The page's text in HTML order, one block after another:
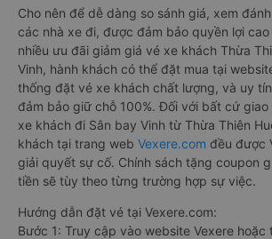
Cho nên để dễ dàng so sánh giá, xem
các nhà xe đi, được đảm bảo quyền lợi
nhiều ưu đãi giảm giá vé xe khách Thừa
Vinh, hành khách có thể đặt mua tại
thống đặt vé xe khách chất lượng, và uy
đảm bảo giữ chỗ 100%. Đối với bất cứ
xe khách đi Sân bay Vinh từ Thừa Thiên
khách tại trang web Vexere.com đều được
giải quyết sự cố. Chính sách tặng coupon
tiền sẽ tùy theo từng trường hợp sự việc.
Hướng dẫn đặt vé tại Vexere.com:
Bước 1: Truy cập vào website Vexere hoặc